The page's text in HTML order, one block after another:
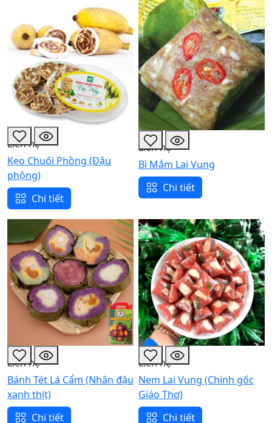
Liên hệ
Kẹo Chuối Phồng (Đậu
phộng)
Chi tiết
Liên hệ
Bì Mắm Lai Vung
Chi tiết
Liên hệ
Bánh Tét Lá Cẩm (Nhân đậu
xanh thịt)
Chi tiết
Liên hệ
Nem Lai Vung (Chính gốc
Giáo Thơ)
Chi tiết